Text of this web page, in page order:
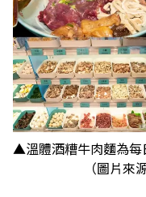
▲溫體酒糟牛肉麵為每
（圖片來